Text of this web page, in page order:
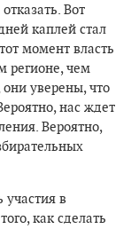
Вот
каплей стал
момент власть
регионе, чем
уверены, что
нас ждет
Вероятно,
участия в
как сделать